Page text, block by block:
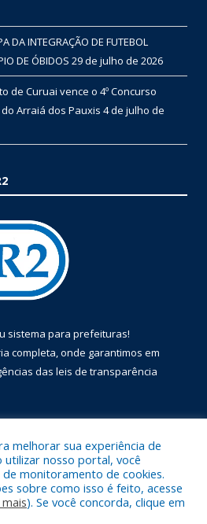
DA INTEGRAÇÃO DE FUTEBOL
DE ÓBIDOS 29 de julho de 2026
de Curuai vence o 4º Concurso
Arraiá dos Pauxis 4 de julho de
sistema para prefeituras!
completa, onde garantimos em
das leis de transparência
a Prefeitura Municipal de Óbidos.
melhorar sua experiência de
utilizar nosso portal, você
monitoramento de cookies.
sobre como isso é feito, acesse
). Se você concorda, clique em